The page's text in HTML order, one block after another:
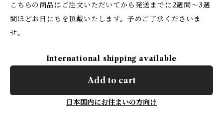
こちらの商品はご注文いただいてから発送までに2週間〜3週
間ほどお日にちを頂戴いたします。予めご了承くださいま
せ。
International shipping available
Add to cart
日本国内にお住まいの方向け